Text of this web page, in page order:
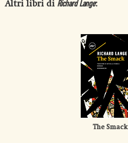
Altri libri di Richard Lange:
The Smack